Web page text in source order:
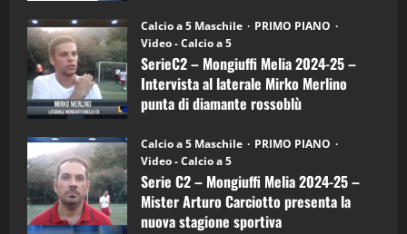
6)
–
Intervista
a
mister
Arturo
Carciotto
(Mongiuffi
Calcio a 5 Maschile
PRIMO PIANO
Video - Calcio a 5
SerieC2 – Mongiuffi Melia 2024-25 –
Intervista al laterale Mirko Merlino
punta di diamante rossoblù
Calcio a 5 Maschile
PRIMO PIANO
Video - Calcio a 5
Serie C2 – Mongiuffi Melia 2024-25 –
Mister Arturo Carciotto presenta la
nuova stagione sportiva
4
“SportEmpire” in Podcast: 27^ Puntata
(Martedi 14 Aprile 2026)
15/04/2026
5
“SportEmpire” in Podcast: 26^ Puntata
(Martedi 07 Aprile 2026)
08/04/2026